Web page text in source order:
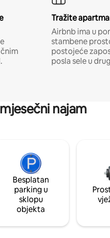
Tražite
Airbnb ima u
stambene
postojeće
posla sele u
najam
Besplatan
parking u
sklopu
objekta